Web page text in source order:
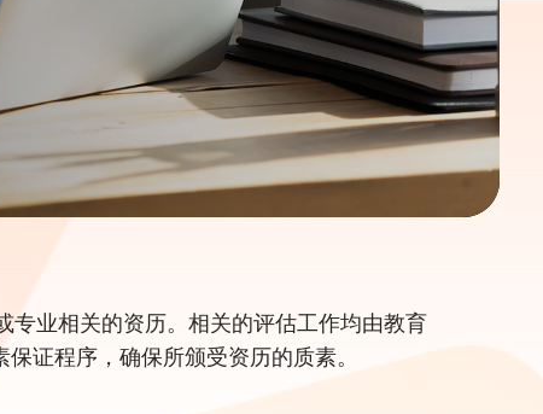
专业相关的资历。相关的评估工作均由教育
证程序，确保所颁受资历的质素。